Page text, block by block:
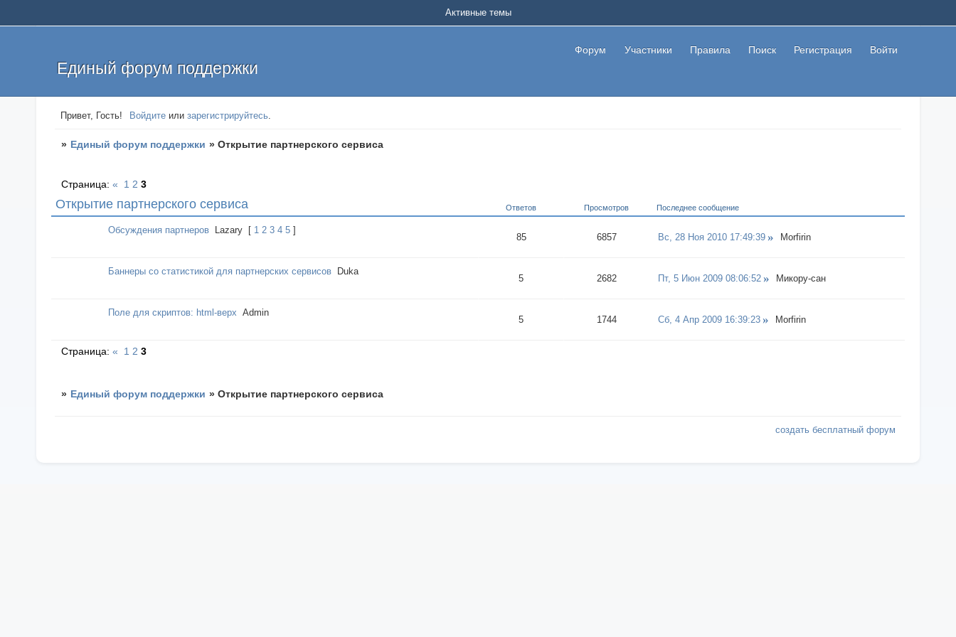
Единый форум поддержки
Форум Участники Правила Поиск Регистрация Войти
Активные темы
Привет, Гость! Войдите илизарегистрируйтесь.
» Единый форум поддержки »Открытие партнерского сервиса
Открытие партнерского сервиса
Страница:« 1 2 3
Ответов Просмотров Последнее сообщение
Обсуждения партнеров Lazary [ 1 2 3 4 5 ]
85 6857 Вс, 28 Ноя 2010 17:49:39 Morfirin
Баннеры со статистикой для партнерских сервисов Duka
5 2682 Пт, 5 Июн 2009 08:06:52 Микору-сан
Поле для скриптов: html-верх Admin
5 1744 Сб, 4 Апр 2009 16:39:23 Morfirin
Страница:« 1 2 3
» Единый форум поддержки »Открытие партнерского сервиса
создать бесплатный форум